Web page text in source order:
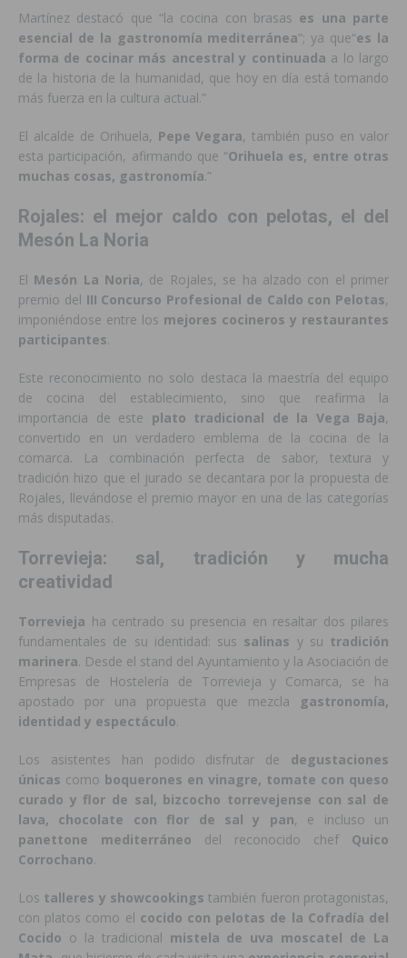
Martínez destacó que “la cocina con brasas es una parte
esencial de la gastronomía mediterránea”; ya que“es la
forma de cocinar más ancestral y continuada a lo largo
de la historia de la humanidad, que hoy en día está tomando
más fuerza en la cultura actual.”
El alcalde de Orihuela, Pepe Vegara, también puso en valor
esta participación, afirmando que “Orihuela es, entre otras
muchas cosas, gastronomía.”
Rojales: el mejor caldo con pelotas, el del
Mesón La Noria
El Mesón La Noria, de Rojales, se ha alzado con el primer
premio del III Concurso Profesional de Caldo con Pelotas,
imponiéndose entre los mejores cocineros y restaurantes
participantes.
Este reconocimiento no solo destaca la maestría del equipo
de cocina del establecimiento, sino que reafirma la
importancia de este plato tradicional de la Vega Baja,
convertido en un verdadero emblema de la cocina de la
comarca. La combinación perfecta de sabor, textura y
tradición hizo que el jurado se decantara por la propuesta de
Rojales, llevándose el premio mayor en una de las categorías
más disputadas.
Torrevieja: sal, tradición y mucha
creatividad
Torrevieja ha centrado su presencia en resaltar dos pilares
fundamentales de su identidad: sus salinas y su tradición
marinera. Desde el stand del Ayuntamiento y la Asociación de
Empresas de Hostelería de Torrevieja y Comarca, se ha
apostado por una propuesta que mezcla
gastronomía,
identidad y espectáculo.
Los asistentes han podido disfrutar de degustaciones
únicas como boquerones en vinagre, tomate con queso
curado y flor de sal, bizcocho torrevejense con sal de
lava, chocolate con flor de sal y pan, e incluso un
panettone mediterráneo del reconocido chef Quico
Corrochano.
Los talleres y showcookings también fueron protagonistas,
con platos como el cocido con pelotas de la Cofradía del
Cocido o la tradicional mistela de uva moscatel de La